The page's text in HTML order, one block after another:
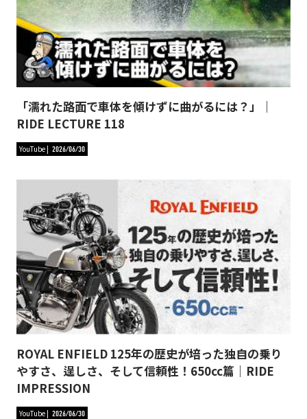
「濡れた路面で車体を傾けずに曲がるには？」｜
RIDE LECTURE 118
YouTube 2026/06/30
ROYAL ENFIELD 125年の歴史が培った独自の乗り
やすさ、逞しさ、そして信頼性！650cc篇｜RIDE
IMPRESSION
YouTube 2026/06/30